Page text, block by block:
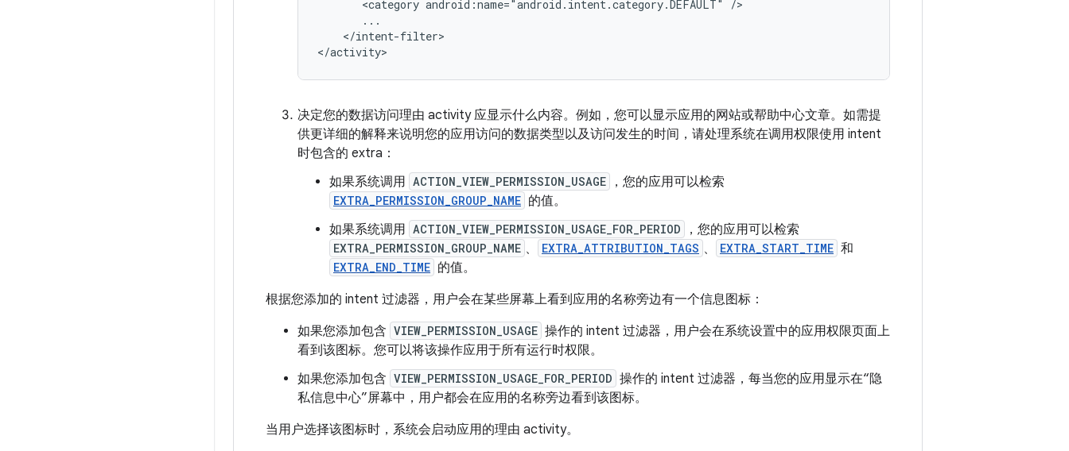
<category android:name="android.intent.category.DEFAULT"
</intent-filter>
</activity>
决定您的数据访问理由 activity 应显示什么内容。例如，您可以显示应用的网站或帮助中心文章。如需提
供更详细的解释来说明您的应用访问的数据类型以及访问发生的时间，请处理系统在调用权限使用 intent
时包含的 extra：
如果系统调用 ACTION_VIEW_PERMISSION_USAGE ，您的应用可以检索
EXTRA_PERMISSION_GROUP_NAME 的值。
如果系统调用 ACTION_VIEW_PERMISSION_USAGE_FOR_PERIOD ，您的应用可以检索
EXTRA_PERMISSION_GROUP_NAME 、 EXTRA_ATTRIBUTION_TAGS 、 EXTRA_START_TIME 和
EXTRA_END_TIME 的值。
根据您添加的 intent 过滤器，用户会在某些屏幕上看到应用的名称旁边有一个信息图标：
如果您添加包含 VIEW_PERMISSION_USAGE 操作的 intent 过滤器，用户会在系统设置中的应用权限页面上
看到该图标。您可以将该操作应用于所有运行时权限。
如果您添加包含 VIEW_PERMISSION_USAGE_FOR_PERIOD 操作的 intent 过滤器，每当您的应用显示在“隐
私信息中心”屏幕中，用户都会在应用的名称旁边看到该图标。
当用户选择该图标时，系统会启动应用的理由 activity。